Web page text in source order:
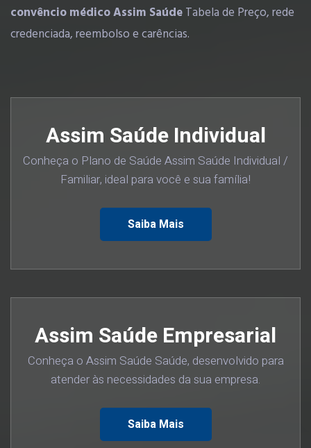
convêncio médico Assim Saúde Tabela de Preço, rede
credenciada, reembolso e carências.
Assim Saúde Individual
Conheça o Plano de Saúde Assim Saúde Individual /
Familiar, ideal para você e sua família!
Saiba Mais
Assim Saúde Empresarial
Conheça o Assim Saúde Saúde, desenvolvido para
atender às necessidades da sua empresa.
Saiba Mais